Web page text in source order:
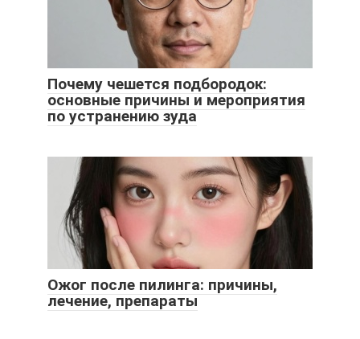
Почему чешется подбородок:
основные причины и мероприятия
по устранению зуда
Ожог после пилинга: причины,
лечение, препараты